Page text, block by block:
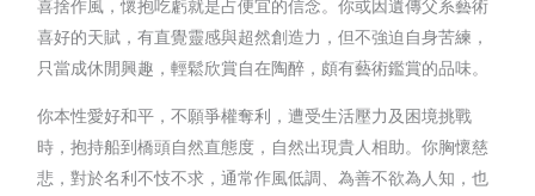
喜捨作風，懷抱吃虧就是占便宜的信念。你或因遺傳父系藝術
喜好的天賦，有直覺靈感與超然創造力，但不強迫自身苦練，
只當成休閒興趣，輕鬆欣賞自在陶醉，頗有藝術鑑賞的品味。
你本性愛好和平，不願爭權奪利，遭受生活壓力及困境挑戰
時，抱持船到橋頭自然直態度，自然出現貴人相助。你胸懷慈
悲，對於名利不忮不求，通常作風低調、為善不欲為人知，也